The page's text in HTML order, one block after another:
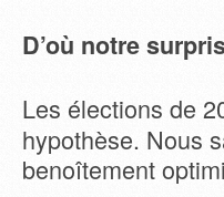
D’où notre
Les élections de
hypothèse. Nous
benoîtement